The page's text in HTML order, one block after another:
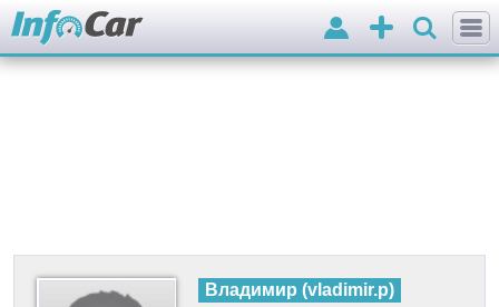
Додати
оголошення
Вхід
Владимир (vladimir.p)